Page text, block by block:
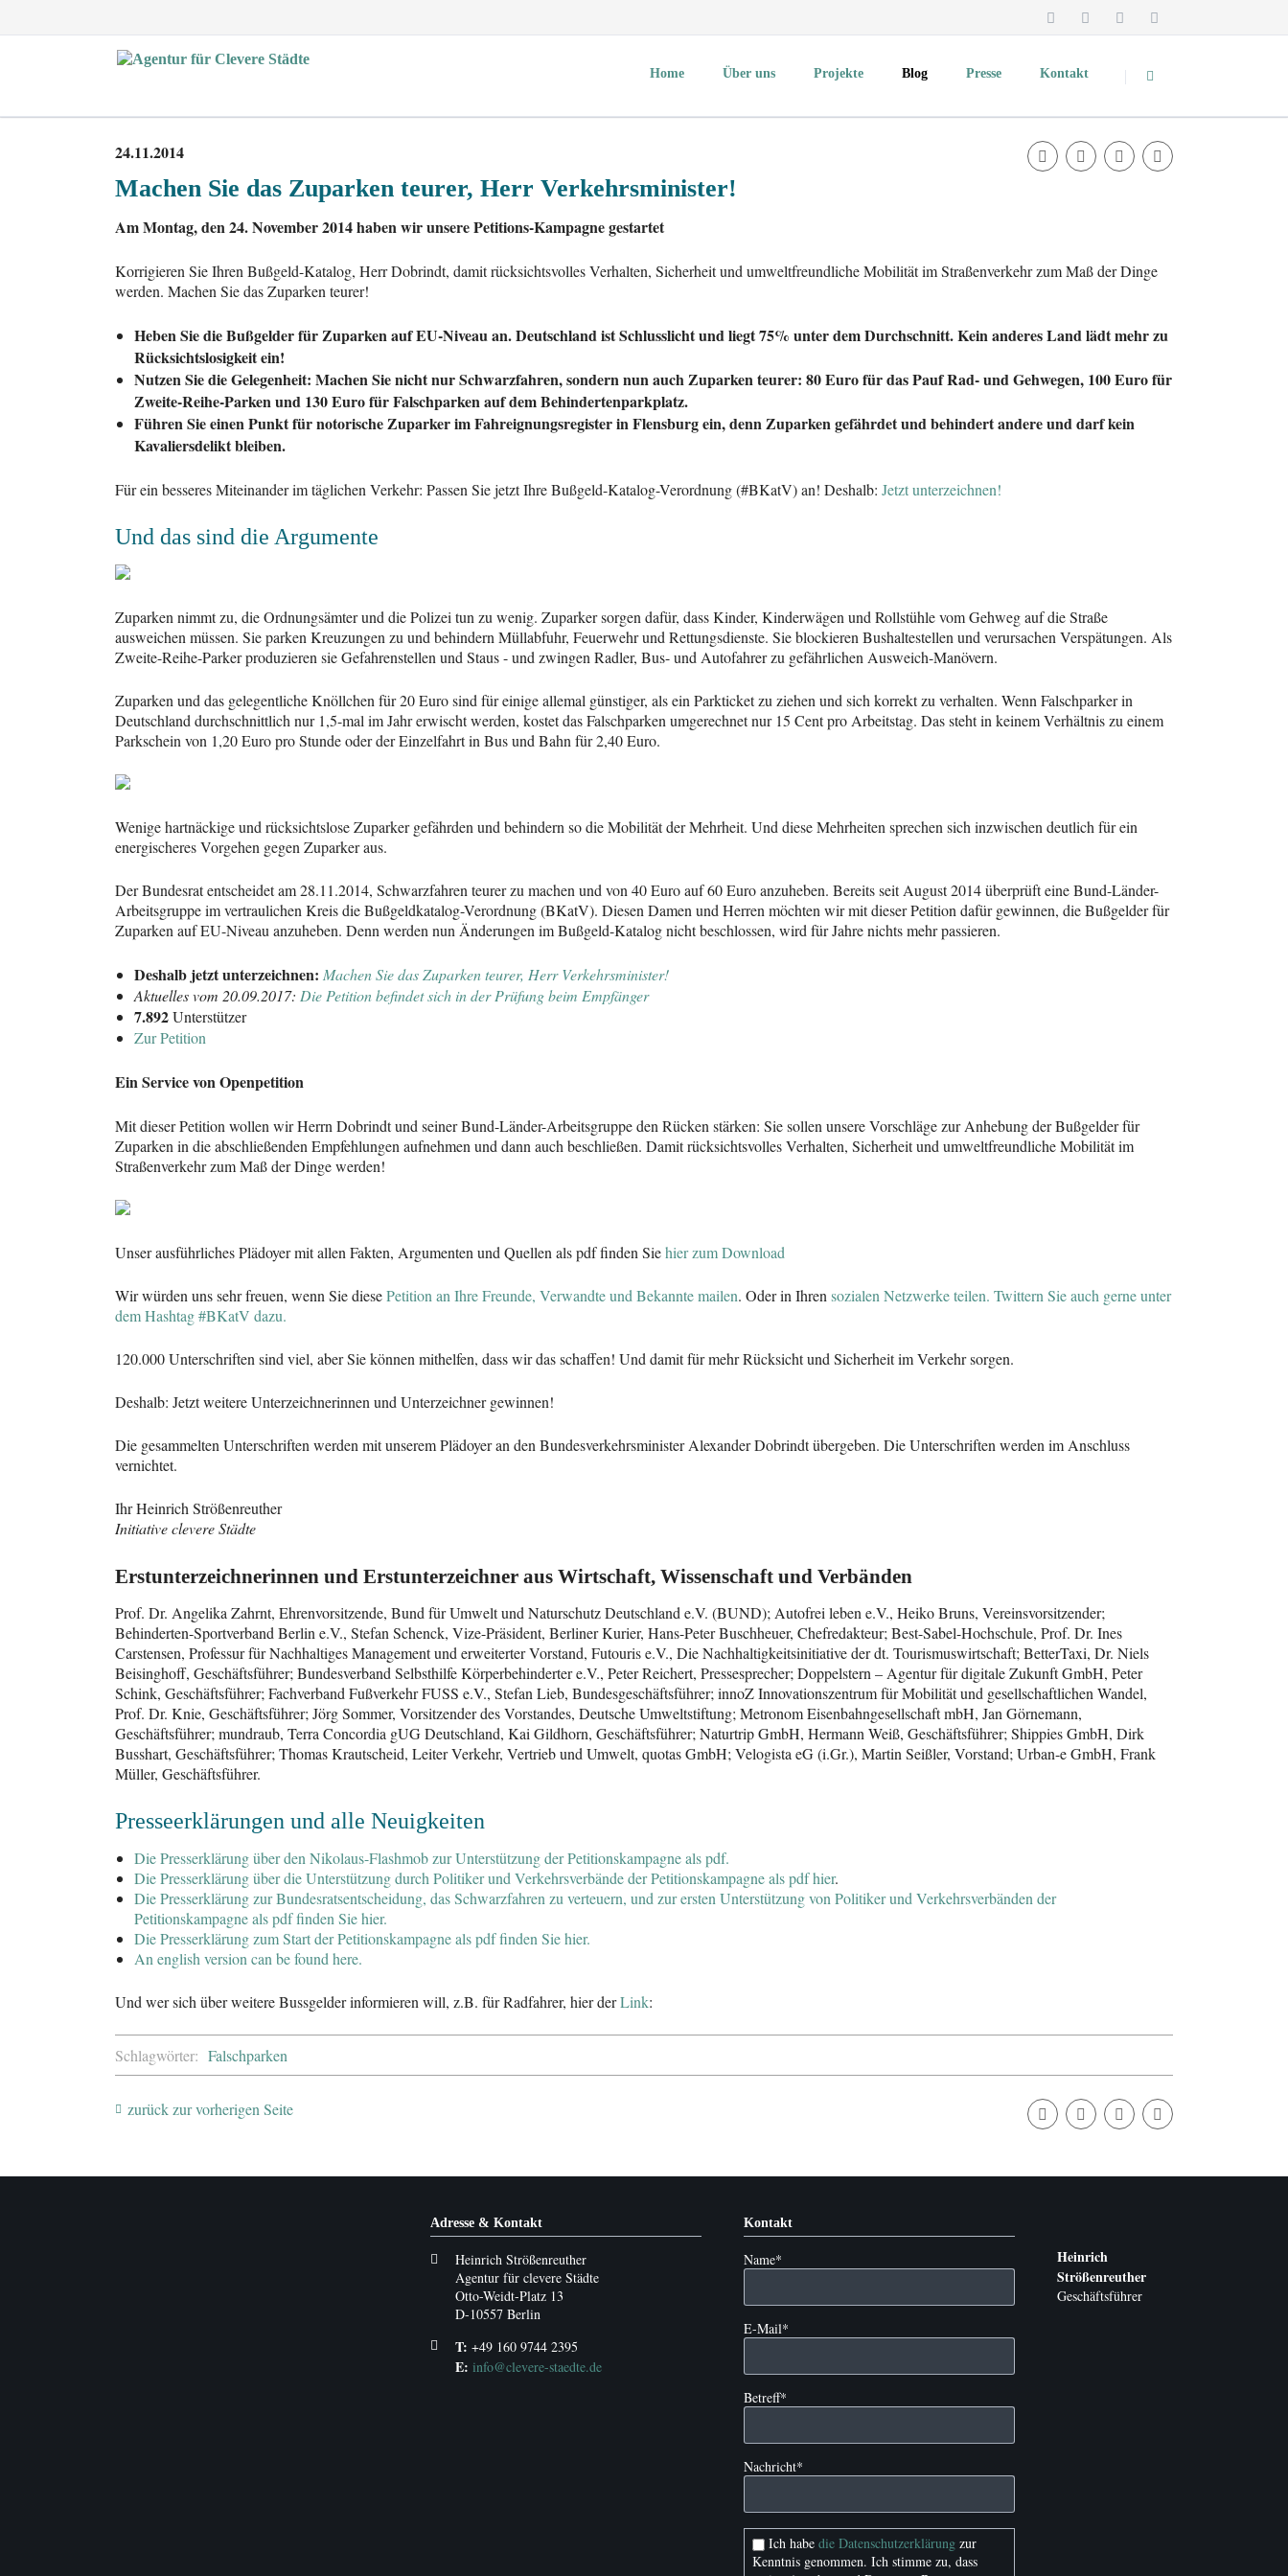
Home Über uns
KlimaUnion e.V.
Mitmachen
Projekte Blog Presse
Medienspiegel
Kontakt
24.11.2014
Machen Sie das Zuparken teurer, Herr Verkehrsminister!
Am Montag, den 24. November 2014 haben wir unsere Petitions-Kampagne gestartet
Korrigieren Sie Ihren Bußgeld-Katalog, Herr Dobrindt, damit rücksichtsvolles Verhalten, Sicherheit und umweltfreundliche Mobilität im Straßenverkehr zum Maß der Dinge
werden. Machen Sie das Zuparken teurer!
Heben Sie die Bußgelder für Zuparken auf EU-Niveau an. Deutschland ist Schlusslicht und liegt 75% unter dem Durchschnitt. Kein anderes Land lädt mehr zu
Rücksichtslosigkeit ein!
Nutzen Sie die Gelegenheit: Machen Sie nicht nur Schwarzfahren, sondern nun auch Zuparken teurer: 80 Euro für das Pauf Rad- und Gehwegen, 100 Euro für
Zweite-Reihe-Parken und 130 Euro für Falschparken auf dem Behindertenparkplatz.
Führen Sie einen Punkt für notorische Zuparker im Fahreignungsregister in Flensburg ein, denn Zuparken gefährdet und behindert andere und darf kein
Kavaliersdelikt bleiben.
Für ein besseres Miteinander im täglichen Verkehr: Passen Sie jetzt Ihre Bußgeld-Katalog-Verordnung (#BKatV) an! Deshalb:Jetzt unterzeichnen!
Und das sind die Argumente
Zuparken nimmt zu, die Ordnungsämter und die Polizei tun zu wenig. Zuparker sorgen dafür, dass Kinder, Kinderwägen und Rollstühle vom Gehweg auf die Straße
ausweichen müssen. Sie parken Kreuzungen zu und behindern Müllabfuhr, Feuerwehr und Rettungsdienste. Sie blockieren Bushaltestellen und verursachen Verspätungen. Als
Zweite-Reihe-Parker produzieren sie Gefahrenstellen und Staus - und zwingen Radler, Bus- und Autofahrer zu gefährlichen Ausweich-Manövern.
Zuparken und das gelegentliche Knöllchen für 20 Euro sind für einige allemal günstiger, als ein Parkticket zu ziehen und sich korrekt zu verhalten. Wenn Falschparker in
Deutschland durchschnittlich nur 1,5-mal im Jahr erwischt werden, kostet das Falschparken umgerechnet nur 15 Cent pro Arbeitstag. Das steht in keinem Verhältnis zu einem
Parkschein von 1,20 Euro pro Stunde oder der Einzelfahrt in Bus und Bahn für 2,40 Euro.
Wenige hartnäckige und rücksichtslose Zuparker gefährden und behindern so die Mobilität der Mehrheit. Und diese Mehrheiten sprechen sich inzwischen deutlich für ein
energischeres Vorgehen gegen Zuparker aus.
Der Bundesrat entscheidet am 28.11.2014, Schwarzfahren teurer zu machen und von 40 Euro auf 60 Euro anzuheben. Bereits seit August 2014 überprüft eine Bund-Länder-
Arbeitsgruppe im vertraulichen Kreis die Bußgeldkatalog-Verordnung (BKatV). Diesen Damen und Herren möchten wir mit dieser Petition dafür gewinnen, die Bußgelder für
Zuparken auf EU-Niveau anzuheben. Denn werden nun Änderungen im Bußgeld-Katalog nicht beschlossen, wird für Jahre nichts mehr passieren.
Deshalb jetzt unterzeichnen:Machen Sie das Zuparken teurer, Herr Verkehrsminister!
Aktuelles vom 20.09.2017: Die Petition befindet sich in der Prüfung beim Empfänger
7.892Unterstützer
Zur Petition
Ein Service von Openpetition
Mit dieser Petition wollen wir Herrn Dobrindt und seiner Bund-Länder-Arbeitsgruppe den Rücken stärken: Sie sollen unsere Vorschläge zur Anhebung der Bußgelder für
Zuparken in die abschließenden Empfehlungen aufnehmen und dann auch beschließen. Damit rücksichtsvolles Verhalten, Sicherheit und umweltfreundliche Mobilität im
Straßenverkehr zum Maß der Dinge werden!
Unser ausführliches Plädoyer mit allen Fakten, Argumenten und Quellen als pdf finden Siehier zum Download
Wir würden uns sehr freuen, wenn Sie diesePetition an Ihre Freunde, Verwandte und Bekannte mailen. Oder in Ihrensozialen Netzwerke teilen. Twittern Sie auch gerne unter
dem Hashtag #BKatV dazu.
120.000 Unterschriften sind viel, aber Sie können mithelfen, dass wir das schaffen! Und damit für mehr Rücksicht und Sicherheit im Verkehr sorgen.
Deshalb: Jetzt weitere Unterzeichnerinnen und Unterzeichner gewinnen!
Die gesammelten Unterschriften werden mit unserem Plädoyer an den Bundesverkehrsminister Alexander Dobrindt übergeben. Die Unterschriften werden im Anschluss
vernichtet.
Ihr Heinrich Strößenreuther
Initiative clevere Städte
Erstunterzeichnerinnen und Erstunterzeichner aus Wirtschaft, Wissenschaft und Verbänden
Prof. Dr. Angelika Zahrnt, Ehrenvorsitzende, Bund für Umwelt und Naturschutz Deutschland e.V. (BUND); Autofrei leben e.V., Heiko Bruns, Vereinsvorsitzender;
Behinderten-Sportverband Berlin e.V., Stefan Schenck, Vize-Präsident, Berliner Kurier, Hans-Peter Buschheuer, Chefredakteur; Best-Sabel-Hochschule, Prof. Dr. Ines
Carstensen, Professur für Nachhaltiges Management und erweiterter Vorstand, Futouris e.V., Die Nachhaltigkeitsinitiative der dt. Tourismuswirtschaft; BetterTaxi, Dr. Niels
Beisinghoff, Geschäftsführer; Bundesverband Selbsthilfe Körperbehinderter e.V., Peter Reichert, Pressesprecher; Doppelstern – Agentur für digitale Zukunft GmbH, Peter
Schink, Geschäftsführer; Fachverband Fußverkehr FUSS e.V., Stefan Lieb, Bundesgeschäftsführer; innoZ Innovationszentrum für Mobilität und gesellschaftlichen Wandel,
Prof. Dr. Knie, Geschäftsführer; Jörg Sommer, Vorsitzender des Vorstandes, Deutsche Umweltstiftung; Metronom Eisenbahngesellschaft mbH, Jan Görnemann,
Geschäftsführer; mundraub, Terra Concordia gUG Deutschland, Kai Gildhorn, Geschäftsführer; Naturtrip GmbH, Hermann Weiß, Geschäftsführer; Shippies GmbH, Dirk
Busshart, Geschäftsführer; Thomas Krautscheid, Leiter Verkehr, Vertrieb und Umwelt, quotas GmbH; Velogista eG (i.Gr.), Martin Seißler, Vorstand; Urban-e GmbH, Frank
Müller, Geschäftsführer.
Presseerklärungen und alle Neuigkeiten
Die Presserklärung über den Nikolaus-Flashmob zur Unterstützung der Petitionskampagne als pdf.
Die Presserklärung über die Unterstützung durch Politiker und Verkehrsverbände der Petitionskampagne als pdf hier.
Die Presserklärung zur Bundesratsentscheidung, das Schwarzfahren zu verteuern, und zur ersten Unterstützung von Politiker und Verkehrsverbänden der
Petitionskampagne als pdf finden Sie hier.
Die Presserklärung zum Start der Petitionskampagne als pdf finden Sie hier.
An english version can be found here.
Und wer sich über weitere Bussgelder informieren will, z.B. für Radfahrer, hier derLink:
Schlagwörter: Falschparken
zurück zur vorherigen Seite
Adresse & Kontakt
Heinrich Strößenreuther
Agentur für clevere Städte
Otto-Weidt-Platz 13
D-10557 Berlin
T: +49 160 9744 2395
E: info@clevere-staedte.de
Kontakt
Pflichtfeld
Name*
Pflichtfeld
E-Mail*
Pflichtfeld
Betreff*
Pflichtfeld
Nachricht*
Ich habedie Datenschutzerklärung zur
Kenntnis genommen. Ich stimme zu, dass
Heinrich
Strößenreuther
Geschäftsführer